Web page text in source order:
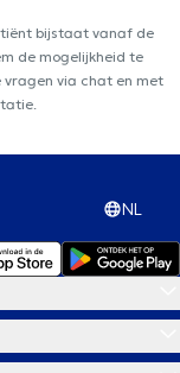
bijstaat vanaf de
de mogelijkheid te
vragen via chat en met
NL